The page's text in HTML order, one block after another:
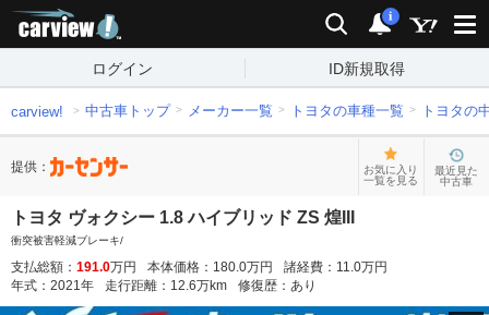
検索 通知
i
ログイン ID新規取得
carview! 中古車トップ メーカー一覧 トヨタの車種一覧 トヨタの
提供：
お気に入り
一覧を見る
最近見た
中古車
トヨタ ヴォクシー 1.8 ハイブリッド ZS 煌III
衝突被害軽減ブレーキ/
支払総額： 191.0万円 本体価格： 180.0万円 諸経費： 11.0万円
年式： 2021年 走行距離： 12.6万km 修復歴： あり